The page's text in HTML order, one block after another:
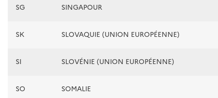
SG SINGAPOUR
SK SLOVAQUIE (UNION EUROPÉENNE)
SI SLOVÉNIE (UNION EUROPÉENNE)
SO SOMALIE